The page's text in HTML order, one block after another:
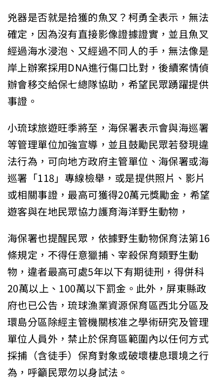
兇器是否就是拾獲的魚叉？柯勇全表示，無法
確定，因為沒有直接影像證據證實，並且魚叉
經過海水浸泡、又經過不同人的手，無法像是
岸上辦案採用DNA進行傷口比對，後續案情偵
辦會移交給保七總隊協助，希望民眾踴躍提供
事證。
小琉球旅遊旺季將至，海保署表示會與海巡署
等管理單位加強宣導，並且鼓勵民眾若發現違
法行為，可向地方政府主管單位、海保署或海
巡署「118」專線檢舉，或是提供照片、影片
或相關事證，最高可獲得20萬元獎勵金，希望
遊客與在地民眾協力護育海洋野生動物，
海保署也提醒民眾，依據野生動物保育法第16
條規定，不得任意獵捕、宰殺保育類野生動
物，違者最高可處5年以下有期徒刑，得併科
20萬以上、100萬以下罰金。此外，屏東縣政
府也已公告，琉球漁業資源保育區西北分區及
環島分區除經主管機關核准之學術研究及管理
單位人員外，禁止於保育區範圍內以任何方式
採捕（含徒手）保育對象或破壞棲息環境之行
為，呼籲民眾勿以身試法。